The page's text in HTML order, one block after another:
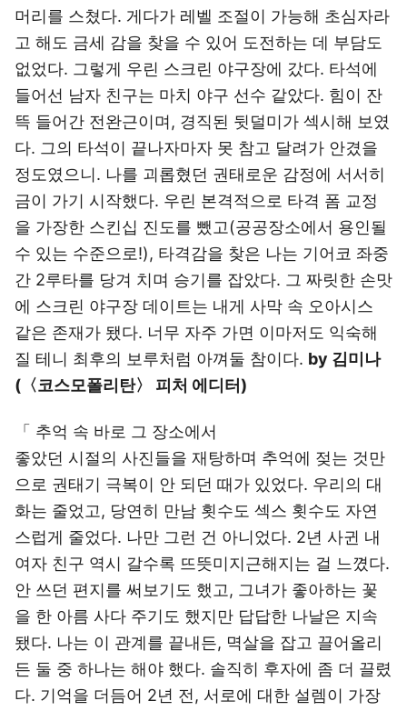
머리를 스쳤다. 게다가 레벨 조절이 가능해 초심자라
고 해도 금세 감을 찾을 수 있어 도전하는 데 부담도
없었다. 그렇게 우린 스크린 야구장에 갔다. 타석에
들어선 남자 친구는 마치 야구 선수 같았다. 힘이 잔
뜩 들어간 전완근이며, 경직된 뒷덜미가 섹시해 보였
다. 그의 타석이 끝나자마자 못 참고 달려가 안겼을
정도였으니. 나를 괴롭혔던 권태로운 감정에 서서히
금이 가기 시작했다. 우린 본격적으로 타격 폼 교정
을 가장한 스킨십 진도를 뺐고(공공장소에서 용인될
수 있는 수준으로!), 타격감을 찾은 나는 기어코 좌중
간 2루타를 당겨 치며 승기를 잡았다. 그 짜릿한 손맛
에 스크린 야구장 데이트는 내게 사막 속 오아시스
같은 존재가 됐다. 너무 자주 가면 이마저도 익숙해
질 테니 최후의 보루처럼 아껴둘 참이다. by 김미나
(〈코스모폴리탄〉 피처 에디터)
「 추억 속 바로 그 장소에서
좋았던 시절의 사진들을 재탕하며 추억에 젖는 것만
으로 권태기 극복이 안 되던 때가 있었다. 우리의 대
화는 줄었고, 당연히 만남 횟수도 섹스 횟수도 자연
스럽게 줄었다. 나만 그런 건 아니었다. 2년 사귄 내
여자 친구 역시 갈수록 뜨뜻미지근해지는 걸 느꼈다.
안 쓰던 편지를 써보기도 했고, 그녀가 좋아하는 꽃
을 한 아름 사다 주기도 했지만 답답한 나날은 지속
됐다. 나는 이 관계를 끝내든, 멱살을 잡고 끌어올리
든 둘 중 하나는 해야 했다. 솔직히 후자에 좀 더 끌렸
다. 기억을 더듬어 2년 전, 서로에 대한 설렘이 가장